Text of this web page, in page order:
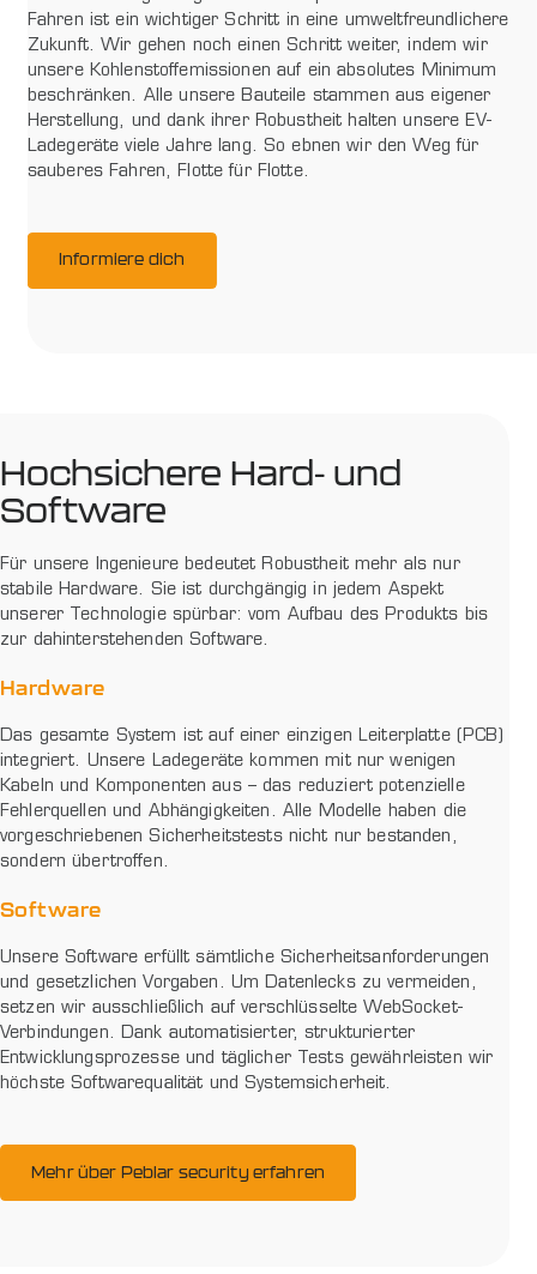
Fahren ist ein wichtiger Schritt in eine umweltfreundlichere
Zukunft. Wir gehen noch einen Schritt weiter, indem wir
unsere Kohlenstoffemissionen auf ein absolutes Minimum
beschränken. Alle unsere Bauteile stammen aus eigener
Herstellung, und dank ihrer Robustheit halten unsere EV-
Ladegeräte viele Jahre lang. So ebnen wir den Weg für
sauberes Fahren, Flotte für Flotte.
Informiere dich
Hochsichere Hard- und
Software
Für unsere Ingenieure bedeutet Robustheit mehr als nur
stabile Hardware. Sie ist durchgängig in jedem Aspekt
unserer Technologie spürbar: vom Aufbau des Produkts bis
zur dahinterstehenden Software.
Hardware
Das gesamte System ist auf einer einzigen Leiterplatte (PCB)
integriert. Unsere Ladegeräte kommen mit nur wenigen
Kabeln und Komponenten aus – das reduziert potenzielle
Fehlerquellen und Abhängigkeiten. Alle Modelle haben die
vorgeschriebenen Sicherheitstests nicht nur bestanden,
sondern übertroffen.
Software
Unsere Software erfüllt sämtliche Sicherheitsanforderungen
und gesetzlichen Vorgaben. Um Datenlecks zu vermeiden,
setzen wir ausschließlich auf verschlüsselte WebSocket-
Verbindungen. Dank automatisierter, strukturierter
Entwicklungsprozesse und täglicher Tests gewährleisten wir
höchste Softwarequalität und Systemsicherheit.
Mehr über Peblar security erfahren